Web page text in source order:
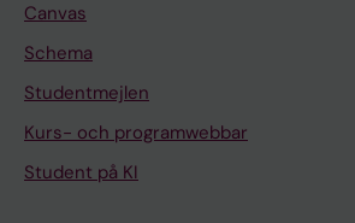
Canvas
Schema
Studentmejlen
Kurs- och programwebbar
Student på KI